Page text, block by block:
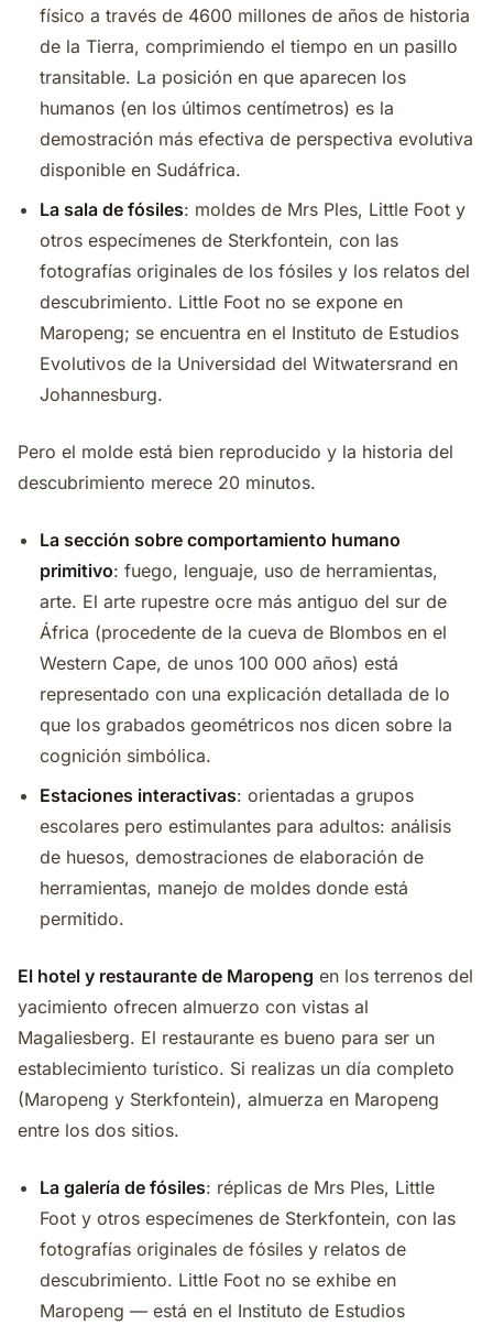
físico a través de 4600 millones de años de historia
de la Tierra, comprimiendo el tiempo en un pasillo
transitable. La posición en que aparecen los
humanos (en los últimos centímetros) es la
demostración más efectiva de perspectiva evolutiva
disponible en Sudáfrica.
La sala de fósiles: moldes de Mrs Ples, Little Foot y
otros especímenes de Sterkfontein, con las
fotografías originales de los fósiles y los relatos del
descubrimiento. Little Foot no se expone en
Maropeng; se encuentra en el Instituto de Estudios
Evolutivos de la Universidad del Witwatersrand en
Johannesburg.
Pero el molde está bien reproducido y la historia del
descubrimiento merece 20 minutos.
La sección sobre comportamiento humano
primitivo: fuego, lenguaje, uso de herramientas,
arte. El arte rupestre ocre más antiguo del sur de
África (procedente de la cueva de Blombos en el
Western Cape, de unos 100 000 años) está
representado con una explicación detallada de lo
que los grabados geométricos nos dicen sobre la
cognición simbólica.
Estaciones interactivas: orientadas a grupos
escolares pero estimulantes para adultos: análisis
de huesos, demostraciones de elaboración de
herramientas, manejo de moldes donde está
permitido.
El hotel y restaurante de Maropeng en los terrenos del
yacimiento ofrecen almuerzo con vistas al
Magaliesberg. El restaurante es bueno para ser un
establecimiento turístico. Si realizas un día completo
(Maropeng y Sterkfontein), almuerza en Maropeng
entre los dos sitios.
La galería de fósiles: réplicas de Mrs Ples, Little
Foot y otros especímenes de Sterkfontein, con las
fotografías originales de fósiles y relatos de
descubrimiento. Little Foot no se exhibe en
Maropeng — está en el Instituto de Estudios